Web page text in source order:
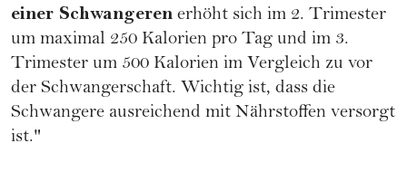
einer Schwangeren erhöht sich im 2. Trimester
um maximal 250 Kalorien pro Tag und im 3.
Trimester um 500 Kalorien im Vergleich zu vor
der Schwangerschaft. Wichtig ist, dass die
Schwangere ausreichend mit Nährstoffen versorgt
ist."